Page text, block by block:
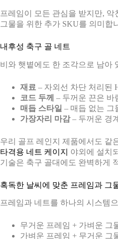
프레임이 모든 관심을 받지만,
그물을 위한 추가 SKU를 의미합
내후성 축구 골 네트
비와 햇볕에도 한 조각으로 남아
재료 – 자외선 차단 처리된
코드 두께 – 두꺼운 끈은 바
매듭 스타일 – 매듭 없는 그
가장자리 마감– 두꺼운 경
우리 골프 레인지 제품에서도 같
타격용 네트 케이지
야외에 설치
기술은 축구 골대에도 완벽하게
혹독한 날씨에 맞춘 프레임과 그
프레임과 네트를 하나의 시스템
무거운 프레임 + 가벼운 그
가벼운 프레임 + 무거운 그